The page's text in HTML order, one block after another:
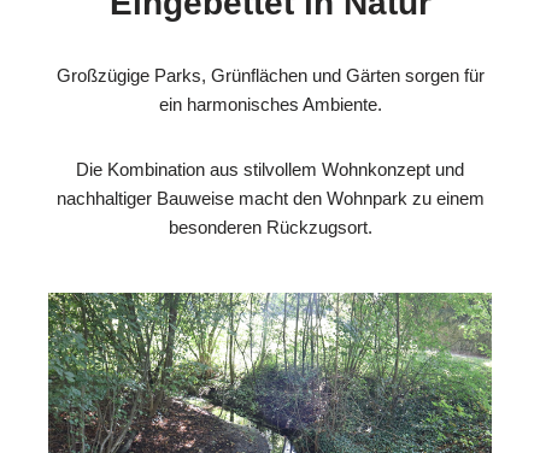
Großzügige Parks, Grünflächen und Gärten sorgen für
ein harmonisches Ambiente.
Die Kombination aus stilvollem Wohnkonzept und
nachhaltiger Bauweise macht den Wohnpark zu einem
besonderen Rückzugsort.